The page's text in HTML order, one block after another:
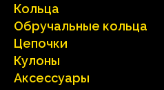
Кольца
Oбручальные кольца
Цепочки
Кулоны
Аксесcуары